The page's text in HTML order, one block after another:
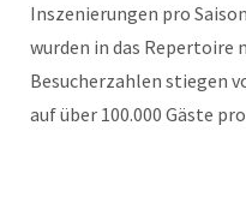
Inszenierungen pro
wurden in das Repertoire
Besucherzahlen stiegen
auf über 100.000 Gäste